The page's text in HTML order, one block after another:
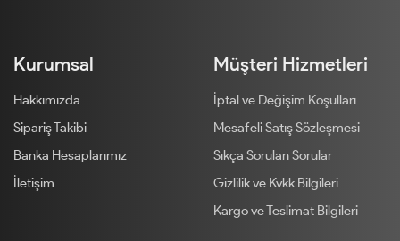
Kurumsal
Hakkımızda
Sipariş Takibi
Banka Hesaplarımız
İletişim
Müşteri Hizmetleri
İptal ve Değişim Koşulları
Mesafeli Satış Sözleşmesi
Sıkça Sorulan Sorular
Gizlilik ve Kvkk Bilgileri
Kargo ve Teslimat Bilgileri